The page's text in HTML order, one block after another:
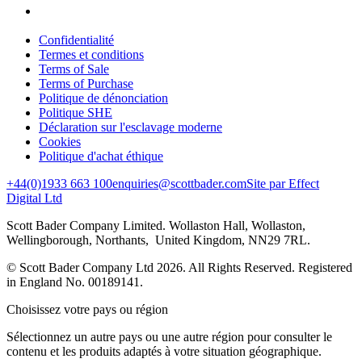
Confidentialité
Termes et conditions
Terms of Sale
Terms of Purchase
Politique de dénonciation
Politique SHE
Déclaration sur l'esclavage moderne
Cookies
Politique d'achat éthique
+44(0)1933 663 100enquiries@scottbader.comSite par Effect
Digital Ltd
Scott Bader Company Limited. Wollaston Hall, Wollaston,
Wellingborough, Northants, United Kingdom, NN29 7RL.
© Scott Bader Company Ltd 2026. All Rights Reserved. Registered
in England No. 00189141.
Choisissez votre pays ou région
Sélectionnez un autre pays ou une autre région pour consulter le
contenu et les produits adaptés à votre situation géographique.